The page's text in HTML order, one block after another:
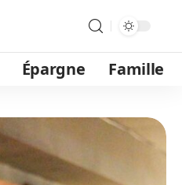
Épargne Famille